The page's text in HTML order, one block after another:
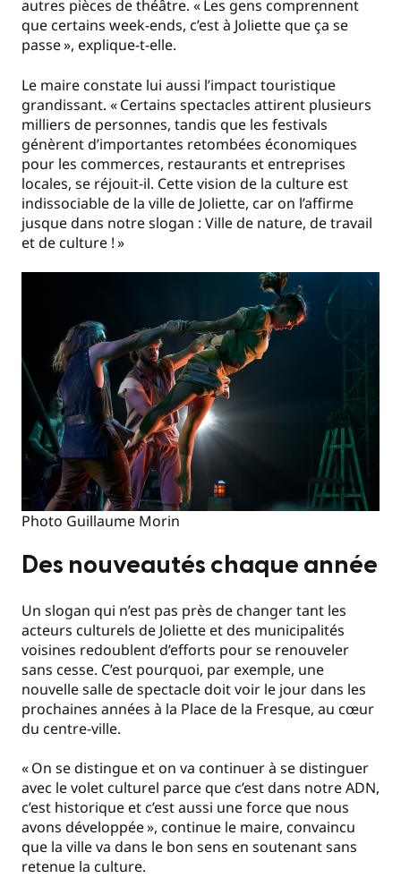
autres pièces de théâtre. « Les gens comprennent
que certains week-ends, c’est à Joliette que ça se
passe », explique-t-elle.
Le maire constate lui aussi l’impact touristique
grandissant. « Certains spectacles attirent plusieurs
milliers de personnes, tandis que les festivals
génèrent d’importantes retombées économiques
pour les commerces, restaurants et entreprises
locales, se réjouit-il. Cette vision de la culture est
indissociable de la ville de Joliette, car on l’affirme
jusque dans notre slogan : Ville de nature, de travail
et de culture ! »
Photo Guillaume Morin
Des nouveautés chaque année
Un slogan qui n’est pas près de changer tant les
acteurs culturels de Joliette et des municipalités
voisines redoublent d’efforts pour se renouveler
sans cesse. C’est pourquoi, par exemple, une
nouvelle salle de spectacle doit voir le jour dans les
prochaines années à la Place de la Fresque, au cœur
du centre-ville.
«On se distingue et on va continuer à se distinguer
avec le volet culturel parce que c’est dans notre ADN,
c’est historique et c’est aussi une force que nous
avons développée», continue le maire, convaincu
que la ville va dans le bon sens en soutenant sans
retenue la culture.